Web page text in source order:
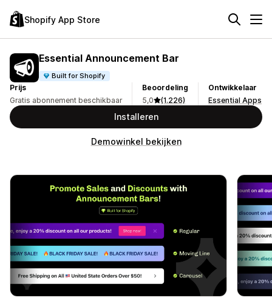
Shopify App Store
Essential Announcement Bar
Built for Shopify
Prijs
Gratis abonnement beschikbaar
Beoordeling
5,0
(1.226)
Ontwikkelaar
Essential Apps
Installeren
Demowinkel bekijken